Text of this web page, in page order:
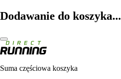
Dodawanie do koszyka...
Suma częściowa koszyka